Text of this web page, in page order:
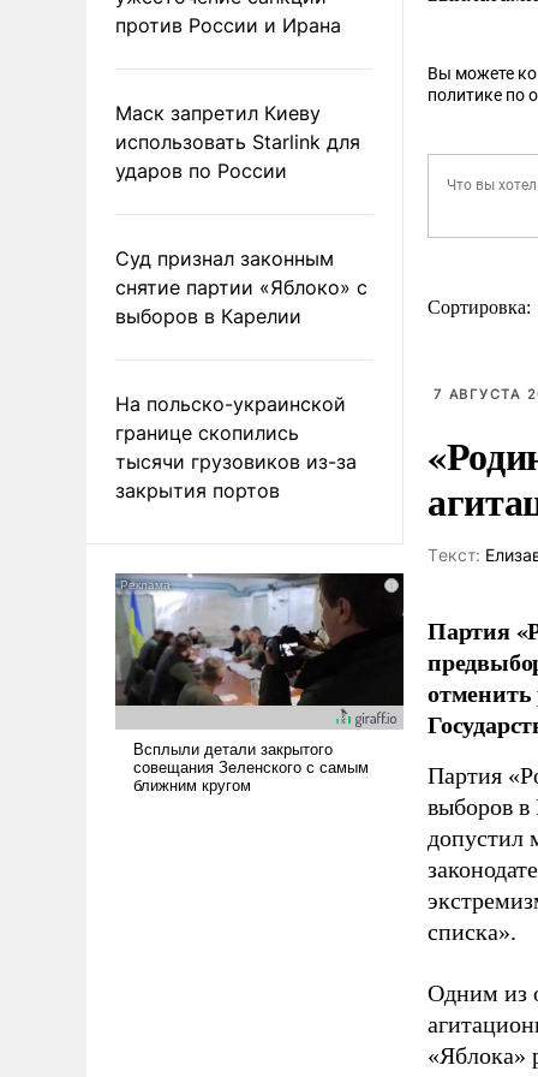
против России и Ирана
Маск запретил Киеву
использовать Starlink для
ударов по России
Суд признал законным
снятие партии «Яблоко» с
выборов в Карелии
На польско-украинской
границе скопились
тысячи грузовиков из-за
закрытия портов
Вы можете
политике по
Сортировка:
7 АВГУСТА
Tекст:
Партия
отменить
Партия
выборов в
допустил
списка».
Одним из
«Яблока»